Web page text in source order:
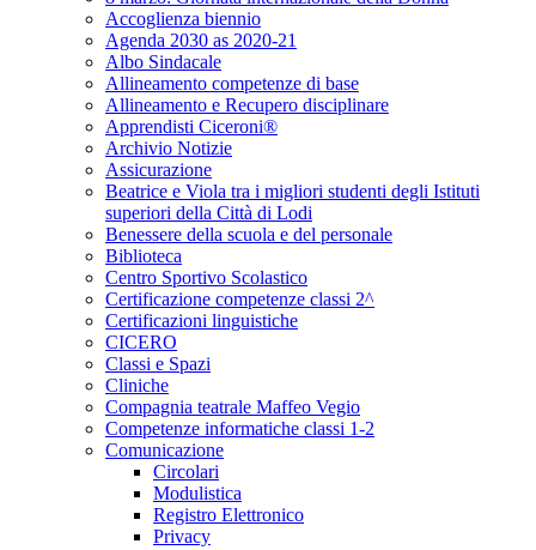
Accoglienza biennio
Agenda 2030 as 2020-21
Albo Sindacale
Allineamento competenze di base
Allineamento e Recupero disciplinare
Apprendisti Ciceroni®
Archivio Notizie
Assicurazione
Beatrice e Viola tra i migliori studenti degli Istituti
superiori della Città di Lodi
Benessere della scuola e del personale
Biblioteca
Centro Sportivo Scolastico
Certificazione competenze classi 2^
Certificazioni linguistiche
CICERO
Classi e Spazi
Cliniche
Compagnia teatrale Maffeo Vegio
Competenze informatiche classi 1-2
Comunicazione
Circolari
Modulistica
Registro Elettronico
Privacy